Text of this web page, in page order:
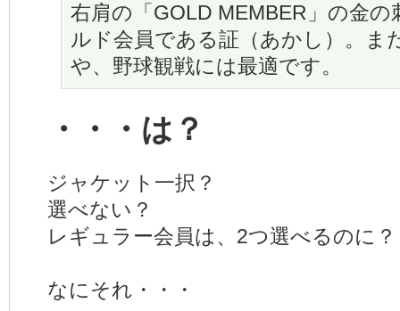
右肩の「GOLD MEMBER」の金
ルド会員である証（あかし）。ま
や、野球観戦には最適です。
・・・は？
ジャケット一択？
選べない？
レギュラー会員は、2つ選べるのに？
なにそれ・・・